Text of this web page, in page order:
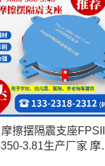
摩擦摆隔震支座
3.81生产厂家 摩